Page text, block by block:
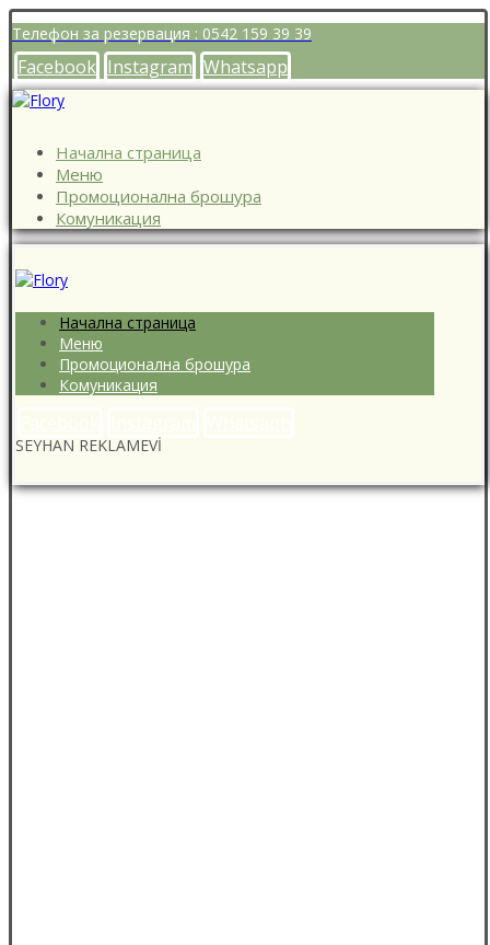
Телефон за резервация : 0542 159 39 39
Facebook Instagram Whatsapp
Начална страница
Меню
Промоционална брошура
Комуникация
Начална страница
Меню
Промоционална брошура
Комуникация
SEYHAN REKLAMEVİ